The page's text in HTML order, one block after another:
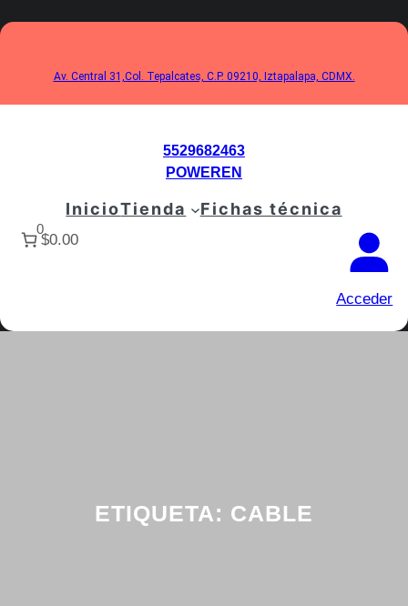
al
Av. Central 31,Col. Tepalcates, C.P. 09210, Iztapalapa, CDMX.
5529682463
POWEREN
InicioTienda Fichas técnica
0
$0.00
Acceder
ETIQUETA: CABLE